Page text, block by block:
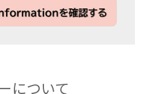
について